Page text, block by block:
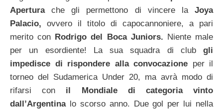
Aperturache gli permettono di vincere la Joya
Palacio, ovvero il titolo di capocannoniere, a pari
merito con Rodrigo del Boca Juniors. Niente male
per un esordiente! La sua squadra di club gli
impedisce di rispondere alla convocazione per il
torneo del Sudamerica Under 20, ma avrà modo di
rifarsi con il Mondiale di categoria vinto
dall’Argentina lo scorso anno. Due gol per lui nella